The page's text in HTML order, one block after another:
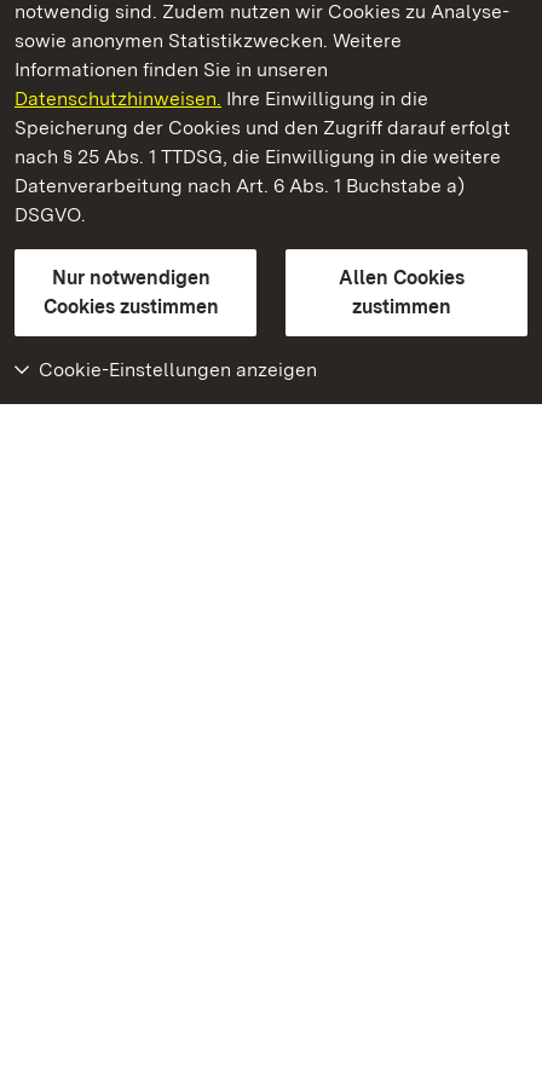
notwendig sind. Zudem nutzen wir Cookies zu Analyse-
sowie anonymen Statistikzwecken. Weitere
Informationen finden Sie in unseren
Datenschutzhinweisen. Ihre Einwilligung in die
Speicherung der Cookies und den Zugriff darauf erfolgt
nach § 25 Abs. 1 TTDSG, die Einwilligung in die weitere
Datenverarbeitung nach Art. 6 Abs. 1 Buchstabe a)
DSGVO.
Nur notwendigen
Cookies zustimmen
Allen Cookies
zustimmen
Cookie-Einstellungen anzeigen
Staatliche Schlösser und Gärten Baden‑Württemberg
Staatliche Schlösser und Gärten Baden-Württemberg
Kontakt
GebärdenspracheLeichte Sprache
Erklärung zur Barrierefreiheit
BITV-konform (geprüfte Seiten)
Weiteres